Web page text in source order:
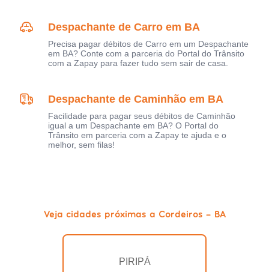
Despachante de Carro em BA
Precisa pagar débitos de Carro em um Despachante
em BA? Conte com a parceria do Portal do Trânsito
com a Zapay para fazer tudo sem sair de casa.
Despachante de Caminhão em BA
Facilidade para pagar seus débitos de Caminhão
igual a um Despachante em BA? O Portal do
Trânsito em parceria com a Zapay te ajuda e o
melhor, sem filas!
Veja cidades próximas a Cordeiros - BA
PIRIPÁ